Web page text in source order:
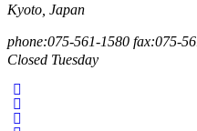
Kyoto, Japan
phone:075-561-1580 fax:075-
Closed Tuesday